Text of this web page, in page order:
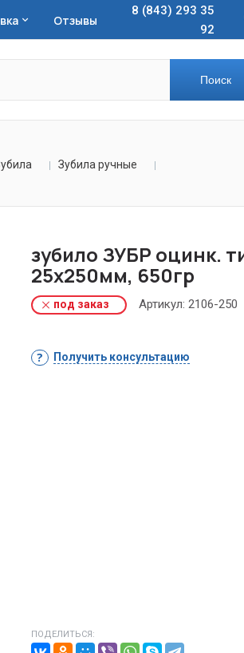
Отзывы
8 (843) 293 35
92
Зубила ручные
зубило ЗУБР оцинк.
25х250мм, 650гр
под заказ Артикул: 2106-250
ПОДЕЛИТЬСЯ:
Получить консультацию